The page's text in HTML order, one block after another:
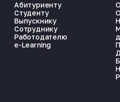
Абитуриенту
Студенту
Выпускнику
Сотруднику
Работодателю
e-Learning